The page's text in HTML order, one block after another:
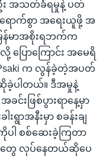
း အသတ်ခံရမှုနဲ့ ပတ်
ောက်စွာ အရေးယူဖို့ အ
န်မာအစိုးရဘက်က
ြောကြောင်း အမေရိ
Psaki က လွန်ခဲ့တဲ့အပတ်
ဆိုခဲ့ပါတယ်။ ဒီအမှုနဲ့
းဖြစ်ပွားရာနေ့မှာ
းရွာအနီးမှာ စခန်းချ
ပါ စစ်ဆေးခဲ့ကြတာ
ရေးတွေ လုပ်နေတယ်ဆိုပေ